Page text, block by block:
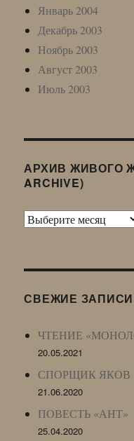
Январь 2004
Декабрь 2003
Ноябрь 2003
Август 2003
Июль 2003
АРХИВ ЖИВОГО
ARCHIVE)
Архив
LJ
СВЕЖИЕ ЗАПИСИ
ЧТЕНИЕ
20.05.2021
СПОРЩИК ЯКОВ
21.06.2020
ПОВЕСТЬ «АНТ»
25.04.2020